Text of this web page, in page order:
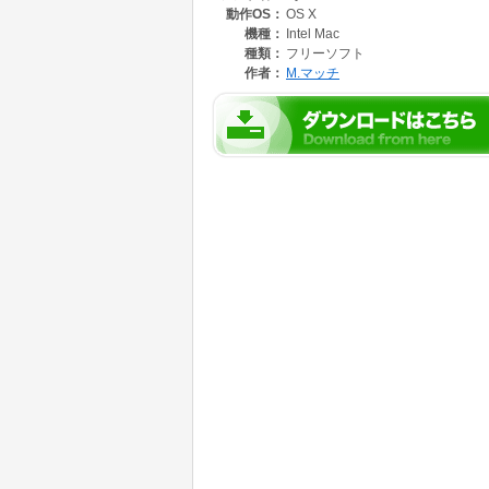
動作OS： OS X
機種：
Intel Mac
種類： フリーソフト
作者： M.マッチ